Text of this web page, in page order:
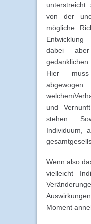
von der
mögliche
dabei
gedanklichen
Hier muss
und
stehen.
Individuum,
Wenn also
vielleicht
Moment